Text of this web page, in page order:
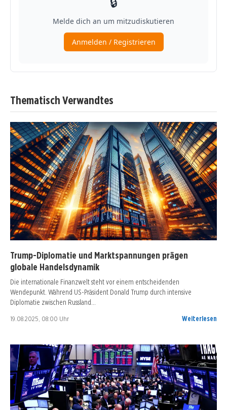
Thematisch Verwandtes
Trump-Diplomatie und Marktspannungen prägen
globale Handelsdynamik
Die internationale Finanzwelt steht vor einem entscheidenden
Wendepunkt. Während US-Präsident Donald Trump durch intensive
Diplomatie zwischen Russland…
19.08.2025, 08:00 Uhr Weiterlesen